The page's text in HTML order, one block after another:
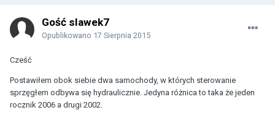
Gość slawek7
Opublikowano 17 Sierpnia 2015
Cześć
Postawiłem obok siebie dwa samochody, w których sterowanie
sprzęgłem odbywa się hydraulicznie. Jedyna różnica to taka że jeden
rocznik 2006 a drugi 2002.